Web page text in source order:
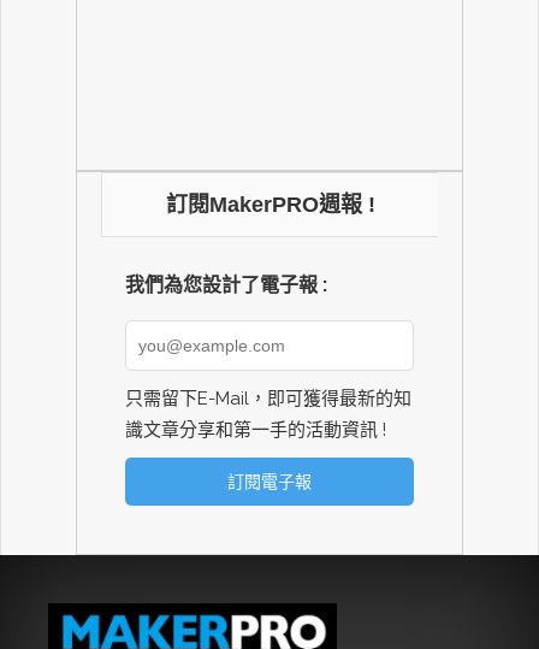
訂閱MakerPRO週報 !
我們為您設計了電子報 :
只需留下E-Mail，即可獲得最新的知
識文章分享和第一手的活動資訊 !